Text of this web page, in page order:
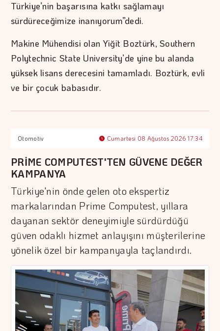
Türkiye’nin başarısına katkı sağlamayı
sürdüreceğimize inanıyorum”dedi.
Makine Mühendisi olan Yiğit Boztürk, Southern
Polytechnic State University’de yine bu alanda
yüksek lisans derecesini tamamladı. Boztürk, evli
ve bir çocuk babasıdır.
Otomotiv Cumartesi 08 Ağustos 2026 17:34
PRİME COMPUTEST'TEN GÜVENE DEĞER
KAMPANYA
Türkiye'nin önde gelen oto ekspertiz
markalarından Prime Computest, yıllara
dayanan sektör deneyimiyle sürdürdüğü
güven odaklı hizmet anlayışını müşterilerine
yönelik özel bir kampanyayla taçlandırdı.